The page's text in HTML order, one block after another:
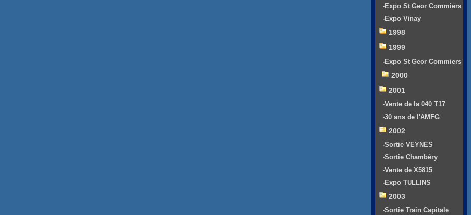
-Expo St Geor Commiers
-Expo Vinay
1998
1999
-Expo St Geor Commiers
2000
2001
-Vente de la 040 T17
-30 ans de l'AMFG
2002
-Sortie VEYNES
-Sortie Chambéry
-Vente de X5815
-Expo TULLINS
2003
-Sortie Train Capitale